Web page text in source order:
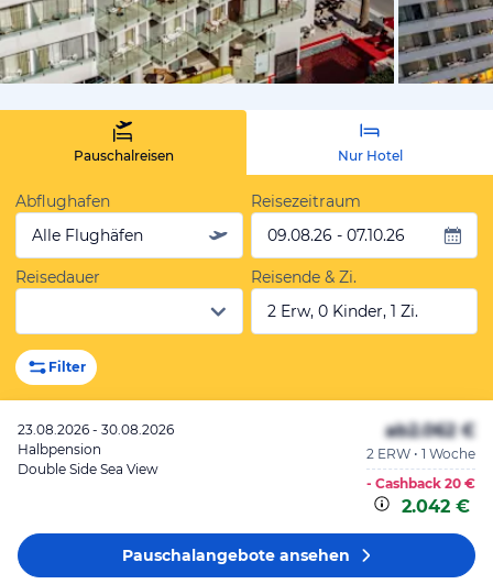
vom
Pauschalreisen Nur Hotel
Abflughafen
Alle Flughäfen
Reisezeitraum
09.08.26 - 07.10.26
Reisedauer
Reisende & Zi.
2 Erw, 0 Kinder, 1 Zi.
Filter
23.08.2026 - 30.08.2026
Halbpension
Double Side Sea View
ab2.062 €
2 ERW • 1 Woche
- Cashback 20 €
2.042 €
Pauschalangeboteansehen